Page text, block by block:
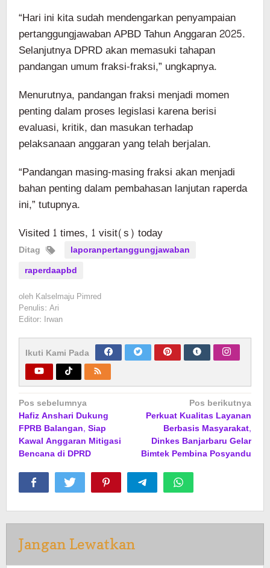
“Hari ini kita sudah mendengarkan penyampaian
pertanggungjawaban APBD Tahun Anggaran 2025.
Selanjutnya DPRD akan memasuki tahapan
pandangan umum fraksi-fraksi,” ungkapnya.
Menurutnya, pandangan fraksi menjadi momen
penting dalam proses legislasi karena berisi
evaluasi, kritik, dan masukan terhadap
pelaksanaan anggaran yang telah berjalan.
“Pandangan masing-masing fraksi akan menjadi
bahan penting dalam pembahasan lanjutan raperda
ini,” tutupnya.
Visited 1 times, 1 visit(s) today
Ditag
laporanpertanggungjawaban
raperdaapbd
oleh Kalselmaju Pimred
Penulis: Ari
Editor: Irwan
Ikuti Kami Pada
Navigasi
pos
Pos sebelumnya
Hafiz Anshari Dukung
FPRB Balangan, Siap
Kawal Anggaran Mitigasi
Bencana di DPRD
Pos berikutnya
Perkuat Kualitas Layanan
Berbasis Masyarakat,
Dinkes Banjarbaru Gelar
Bimtek Pembina Posyandu
Jangan Lewatkan